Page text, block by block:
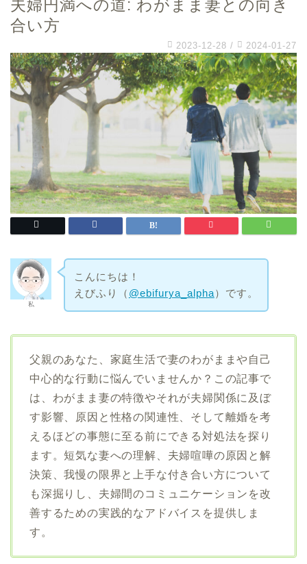
夫婦円満への道: わがまま妻との向き
合い方
2023-12-28 / 2024-01-27
私
こんにちは！
えびふり（ @ebifurya_alpha）です。
父親のあなた、家庭生活で妻のわがままや自己
中心的な行動に悩んでいませんか？この記事で
は、わがまま妻の特徴やそれが夫婦関係に及ぼ
す影響、原因と性格の関連性、そして離婚を考
えるほどの事態に至る前にできる対処法を探り
ます。短気な妻への理解、夫婦喧嘩の原因と解
決策、我慢の限界と上手な付き合い方について
も深掘りし、夫婦間のコミュニケーションを改
善するための実践的なアドバイスを提供しま
す。